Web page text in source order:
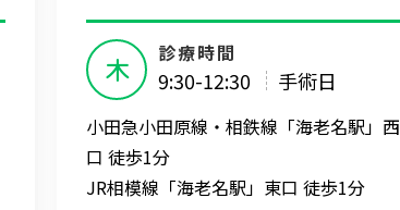
木 診療時間
9:30-12:30 手術日
小田急小田原線・相鉄線「海老名駅」西
口 徒歩1分
JR相模線「海老名駅」東口 徒歩1分